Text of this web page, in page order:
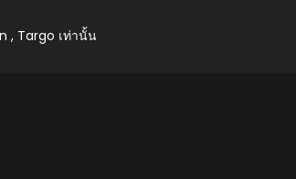
, Targo เท่านั้น